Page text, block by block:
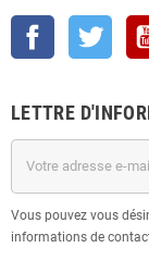
Facebook
LETTRE
Vous pouvez vous
informations de